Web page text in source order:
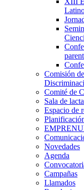
Comisión
Comité de
Sala de
Espacio de
Novedades
Agenda
Campañas
Llamados